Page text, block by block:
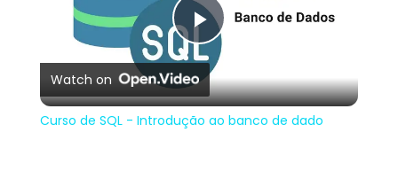
Play
Video
Watch on
Curso de SQL - Introdução ao banco de dado